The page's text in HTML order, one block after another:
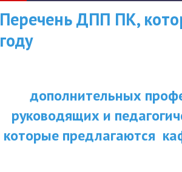
Перечень ДПП ПК,
году
дополнительных
руководящих и
которые предлагаются